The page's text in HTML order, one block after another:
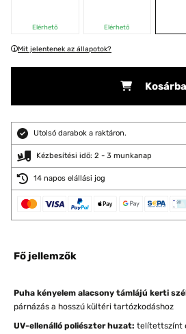
Elérhető Elérhető
Mit jelentenek az állapotok?
Kosárba
Utolsó darabok a raktáron.
Kézbesítési idő: 2 - 3 munkanap
14 napos elállási jog
Fő jellemzők
Puha kényelem alacsony támlájú kerti
párnázás a hosszú kültéri tartózkodáshoz
UV-ellenálló poliészter huzat: telítettszínt